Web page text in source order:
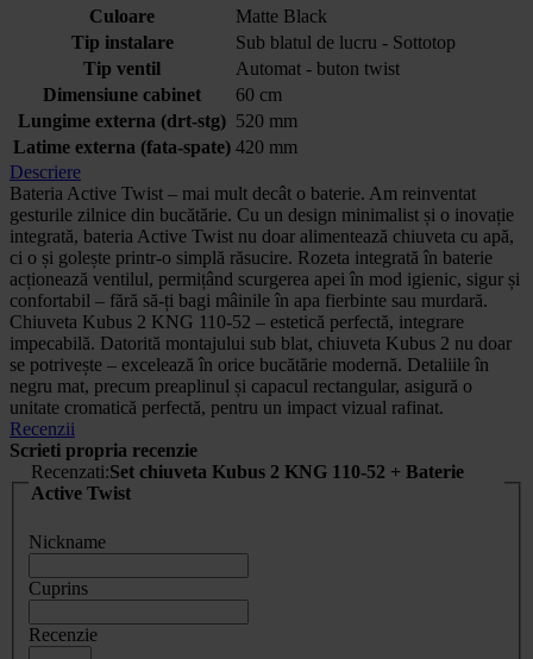
Culoare
Matte Black
Tip instalare
Sub blatul de lucru - Sottotop
Tip ventil
Automat - buton twist
Dimensiune cabinet
60 cm
Lungime externa (drt-stg) 520 mm
Latime externa (fata-spate) 420 mm
Descriere
Bateria Active Twist – mai mult decât o baterie. Am reinventat
gesturile zilnice din bucătărie. Cu un design minimalist și o inovație
integrată, bateria Active Twist nu doar alimentează chiuveta cu apă,
ci o și golește printr-o simplă răsucire. Rozeta integrată în baterie
acționează ventilul, permițând scurgerea apei în mod igienic, sigur și
confortabil – fără să-ți bagi mâinile în apa fierbinte sau murdară.
Chiuveta Kubus 2 KNG 110-52 – estetică perfectă, integrare
impecabilă. Datorită montajului sub blat, chiuveta Kubus 2 nu doar
se potrivește – excelează în orice bucătărie modernă. Detaliile în
negru mat, precum preaplinul și capacul rectangular, asigură o
unitate cromatică perfectă, pentru un impact vizual rafinat.
Recenzii
Scrieti propria recenzie
Recenzati:Set chiuveta Kubus 2 KNG 110-52 + Baterie
Active Twist
Nickname
Cuprins
Recenzie